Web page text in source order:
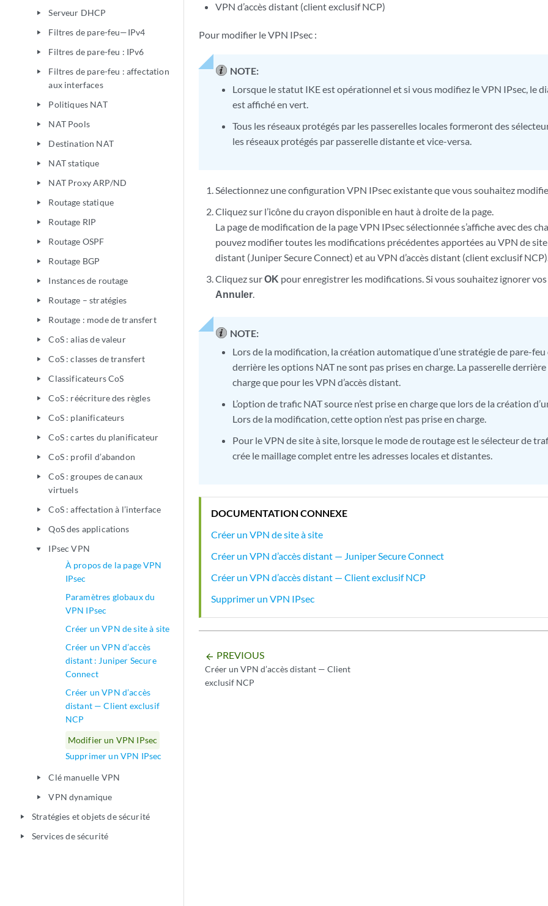
play_arrow Serveur DHCP
play_arrow Filtres de pare-feu—IPv4
play_arrow Filtres de pare-feu : IPv6
play_arrow
Filtres de pare-feu : affectation
aux interfaces
play_arrow Politiques NAT
play_arrow NAT Pools
play_arrow Destination NAT
play_arrow NAT statique
play_arrow NAT Proxy ARP/ND
play_arrow Routage statique
play_arrow Routage RIP
play_arrow Routage OSPF
play_arrow Routage BGP
play_arrow Instances de routage
play_arrow Routage – stratégies
play_arrow Routage : mode de transfert
play_arrow CoS : alias de valeur
play_arrow CoS : classes de transfert
play_arrow Classificateurs CoS
play_arrow CoS : réécriture des règles
play_arrow CoS : planificateurs
play_arrow CoS : cartes du planificateur
play_arrow CoS : profil d’abandon
play_arrow
CoS : groupes de canaux
virtuels
play_arrow CoS : affectation à l’interface
play_arrow QoS des applications
play_arrow
IPsec VPN
À propos de la page VPN
IPsec
Paramètres globaux du
VPN IPsec
Créer un VPN de site à site
Créer un VPN d’accès
distant : Juniper Secure
Connect
Créer un VPN d’accès
distant — Client exclusif
NCP
Modifier un VPN IPsec
Supprimer un VPN IPsec
play_arrow Clé manuelle VPN
play_arrow VPN dynamique
play_arrow Stratégies et objets de sécurité
play_arrow Services de sécurité
VPN d’accès distant (client exclusif NCP)
Pour modifier le VPN IPsec :
NOTE:
Lorsque le statut IKE est opérationnel et si vous modifiez le VPN IPsec, le
est affiché en vert.
Tous les réseaux protégés par les passerelles locales formeront des
les réseaux protégés par passerelle distante et vice-versa.
Sélectionnez une configuration VPN IPsec existante que vous souhaitez
Cliquez sur l’icône du crayon disponible en haut à droite de la page.
La page de modification de la page VPN IPsec sélectionnée s’affiche avec des
pouvez modifier toutes les modifications précédentes apportées au VPN de site
distant (Juniper Secure Connect) et au VPN d’accès distant (client exclusif
Cliquez surOK pour enregistrer les modifications. Si vous souhaitez ignorer
Annuler.
NOTE:
Lors de la modification, la création automatique d’une stratégie de pare-feu
derrière les options NAT ne sont pas prises en charge. La passerelle derrière
charge que pour les VPN d’accès distant.
L’option de trafic NAT source n’est prise en charge que lors de la création
Lors de la modification, cette option n’est pas prise en charge.
Pour le VPN de site à site, lorsque le mode de routage est le sélecteur de
crée le maillage complet entre les adresses locales et distantes.
DOCUMENTATION CONNEXE
Créer un VPN de site à site
Créer un VPN d’accès distant — Juniper Secure Connect
Créer un VPN d’accès distant — Client exclusif NCP
Supprimer un VPN IPsec
arrow_backward PREVIOUS
Créer un VPN d’accès distant — Client
exclusif NCP